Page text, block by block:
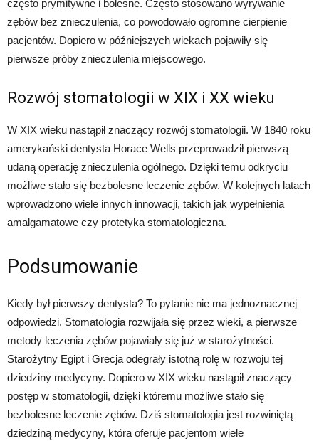
często prymitywne i bolesne. Często stosowano wyrywanie
zębów bez znieczulenia, co powodowało ogromne cierpienie
pacjentów. Dopiero w późniejszych wiekach pojawiły się
pierwsze próby znieczulenia miejscowego.
Rozwój stomatologii w XIX i XX wieku
W XIX wieku nastąpił znaczący rozwój stomatologii. W 1840 roku
amerykański dentysta Horace Wells przeprowadził pierwszą
udaną operację znieczulenia ogólnego. Dzięki temu odkryciu
możliwe stało się bezbolesne leczenie zębów. W kolejnych latach
wprowadzono wiele innych innowacji, takich jak wypełnienia
amalgamatowe czy protetyka stomatologiczna.
Podsumowanie
Kiedy był pierwszy dentysta? To pytanie nie ma jednoznacznej
odpowiedzi. Stomatologia rozwijała się przez wieki, a pierwsze
metody leczenia zębów pojawiały się już w starożytności.
Starożytny Egipt i Grecja odegrały istotną rolę w rozwoju tej
dziedziny medycyny. Dopiero w XIX wieku nastąpił znaczący
postęp w stomatologii, dzięki któremu możliwe stało się
bezbolesne leczenie zębów. Dziś stomatologia jest rozwiniętą
dziedziną medycyny, która oferuje pacjentom wiele